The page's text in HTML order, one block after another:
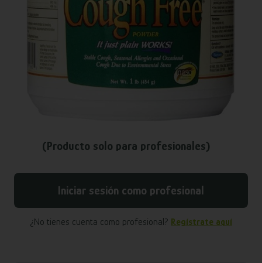
(Producto solo para profesionales)
Iniciar sesión como profesional
¿No tienes cuenta como profesional? Regístrate aquí